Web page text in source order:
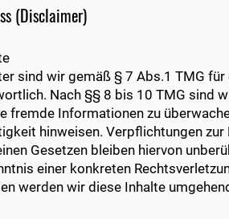
(Disclaimer)
sind wir gemäß § 7 Abs.1 TMG
Nach §§ 8 bis 10 TMG sind
fremde Informationen zu
hinweisen. Verpflichtungen
Gesetzen bleiben hiervon
einer konkreten
werden wir diese Inhalte